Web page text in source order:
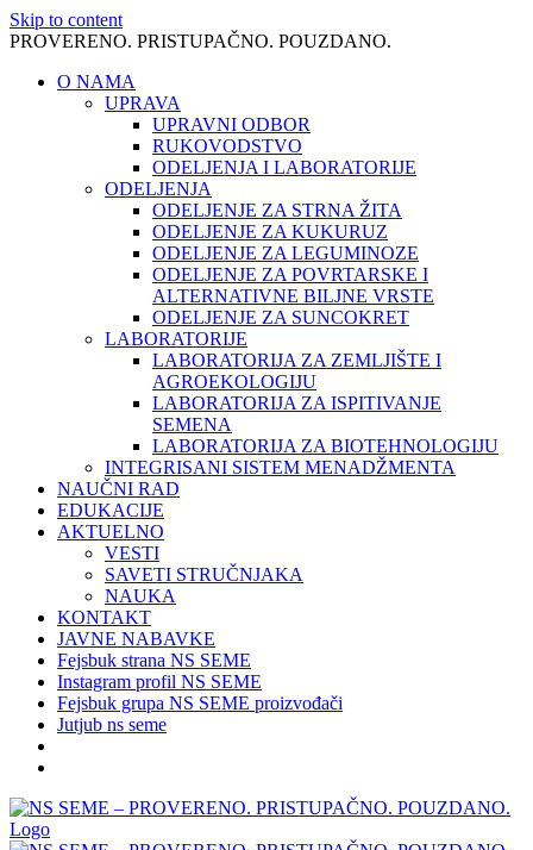
Skip to content
PROVERENO. PRISTUPAČNO. POUZDANO.
O NAMA
UPRAVA
UPRAVNI ODBOR
RUKOVODSTVO
ODELJENJA I LABORATORIJE
ODELJENJA
ODELJENJE ZA STRNA ŽITA
ODELJENJE ZA KUKURUZ
ODELJENJE ZA LEGUMINOZE
ODELJENJE ZA POVRTARSKE I
ALTERNATIVNE BILJNE VRSTE
ODELJENJE ZA SUNCOKRET
LABORATORIJE
LABORATORIJA ZA ZEMLJIŠTE I
AGROEKOLOGIJU
LABORATORIJA ZA ISPITIVANJE
SEMENA
LABORATORIJA ZA BIOTEHNOLOGIJU
INTEGRISANI SISTEM MENADŽMENTA
NAUČNI RAD
EDUKACIJE
AKTUELNO
VESTI
SAVETI STRUČNJAKA
NAUKA
KONTAKT
JAVNE NABAVKE
Fejsbuk strana NS SEME
Instagram profil NS SEME
Fejsbuk grupa NS SEME proizvođači
Jutjub ns seme